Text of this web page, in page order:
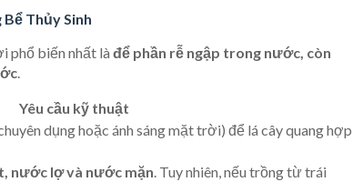
Thủy Sinh
phổ biến nhất là để phần rễ ngập trong nước, còn
.
Yêu cầu kỹ thuật
dụng hoặc ánh sáng mặt trời) để lá cây quang hợp
nước lợ và nước mặn. Tuy nhiên, nếu trồng từ trái